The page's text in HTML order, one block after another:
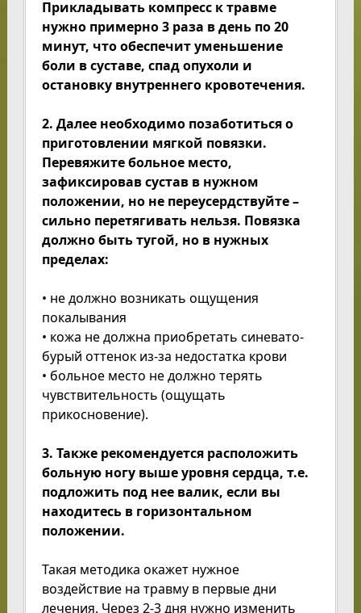
Прикладывать компресс к травме
нужно примерно 3 раза в день по 20
минут, что обеспечит уменьшение
боли в суставе, спад опухоли и
остановку внутреннего кровотечения.
2. Далее необходимо позаботиться о
приготовлении мягкой повязки.
Перевяжите больное место,
зафиксировав сустав в нужном
положении, но не переусердствуйте –
сильно перетягивать нельзя. Повязка
должно быть тугой, но в нужных
пределах:
• не должно возникать ощущения
покалывания
• кожа не должна приобретать синевато-
бурый оттенок из-за недостатка крови
• больное место не должно терять
чувствительность (ощущать
прикосновение).
3. Также рекомендуется расположить
больную ногу выше уровня сердца, т.е.
подложить под нее валик, если вы
находитесь в горизонтальном
положении.
Такая методика окажет нужное
воздействие на травму в первые дни
лечения. Через 2-3 дня нужно изменить